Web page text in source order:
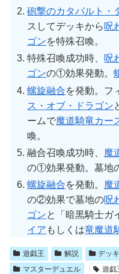
砲撃のカタパルト・
スしてデッキから呪
ゴンを特殊召喚。
特殊召喚成功時、 呪
ゴンの①効果発動。
螺旋融合を発動。フ
ス・オブ・ドラゴン
ームで魔道騎竜カー
喚。
融合召喚成功時、 魔
の①効果発動。墓地
螺旋融合を発動。 魔
の②効果で墓地の呪
ゴンと「暗黒騎士ガ
イア もしくは竜魔道
遊戯王 解説 デッキ
マスターデュエル
遊戯